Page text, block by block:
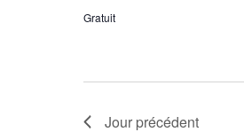
Gratuit
Jour précédent